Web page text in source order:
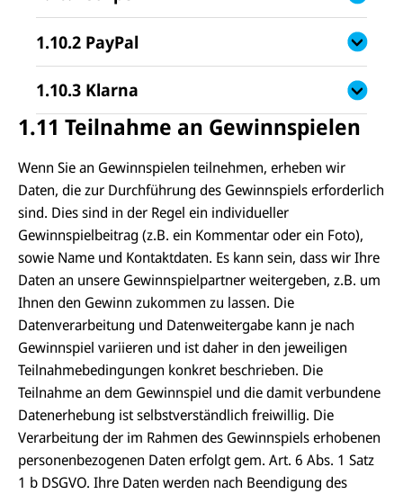
1.10.2 PayPal
1.10.3 Klarna
1.11 Teilnahme an Gewinnspielen
Wenn Sie an Gewinnspielen teilnehmen, erheben wir
Daten, die zur Durchführung des Gewinnspiels erforderlich
sind. Dies sind in der Regel ein individueller
Gewinnspielbeitrag (z.B. ein Kommentar oder ein Foto),
sowie Name und Kontaktdaten. Es kann sein, dass wir Ihre
Daten an unsere Gewinnspielpartner weitergeben, z.B. um
Ihnen den Gewinn zukommen zu lassen. Die
Datenverarbeitung und Datenweitergabe kann je nach
Gewinnspiel variieren und ist daher in den jeweiligen
Teilnahmebedingungen konkret beschrieben. Die
Teilnahme an dem Gewinnspiel und die damit verbundene
Datenerhebung ist selbstverständlich freiwillig. Die
Verarbeitung der im Rahmen des Gewinnspiels erhobenen
personenbezogenen Daten erfolgt gem. Art. 6 Abs. 1 Satz
1 b DSGVO. Ihre Daten werden nach Beendigung des